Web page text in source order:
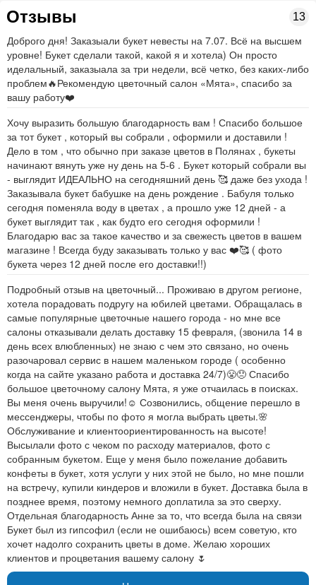
Отзывы 13
Доброго дня! Заказыали букет невесты на 7.07. Всё на высшем
уровне! Букет сделали такой, какой я и хотела) Он просто
иделальный, заказыала за три недели, всё четко, без каких-либо
проблем🔥Рекомендую цветочный салон «Мята», спасибо за
вашу работу❤️
Хочу выразить большую благодарность вам ! Спасибо большое
за тот букет , который вы собрали , оформили и доставили !
Дело в том , что обычно при заказе цветов в Полянах , букеты
начинают вянуть уже ну день на 5-6 . Букет который собрали вы
- выглядит ИДЕАЛЬНО на сегодняшний день 🥰 даже без ухода !
Заказывала букет бабушке на день рождение . Бабуля только
сегодня поменяла воду в цветах , а прошло уже 12 дней - а
букет выглядит так , как будто его сегодня оформили !
Благодарю вас за такое качество и за свежесть цветов в вашем
магазине ! Всегда буду заказывать только у вас ❤️🥰 ( фото
букета через 12 дней после его доставки!!)
Подробный отзыв на цветочный... Проживаю в другом регионе,
хотела порадовать подругу на юбилей цветами. Обращалась в
самые популярные цветочные нашего города - но мне все
салоны отказывали делать доставку 15 февраля, (звонила 14 в
день всех влюбленных) не знаю с чем это связано, но очень
разочаровал сервис в нашем маленьком городе ( особенно
когда на сайте указано работа и доставка 24/7)😤😞 Спасибо
большое цветочному салону Мята, я уже отчаилась в поисках.
Вы меня очень выручили!☺ Созвонились, общение перешло в
мессенджеры, чтобы по фото я могла выбрать цветы.🌸
Обслуживание и клиентоориентированность на высоте!
Высылали фото с чеком по расходу материалов, фото с
собранным букетом. Еще у меня было пожелание добавить
конфеты в букет, хотя услуги у них этой не было, но мне пошли
на встречу, купили киндеров и вложили в букет. Доставка была в
позднее время, поэтому немного доплатила за это сверху.
Отдельная благодарность Анне за то, что всегда была на связи
Букет был из гипсофил (если не ошибаюсь) всем советую, кто
хочет надолго сохранить цветы в доме. Желаю хороших
клиентов и процветания вашему салону 🌷